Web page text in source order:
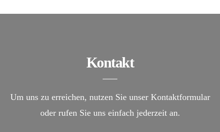
Kontakt
Um uns zu erreichen, nutzen Sie unser Kontaktformular
oder rufen Sie uns einfach jederzeit an.